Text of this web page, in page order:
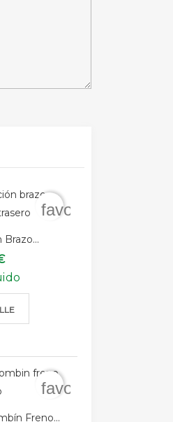
Brazo...
favorite_border
Freno...
favorite_border